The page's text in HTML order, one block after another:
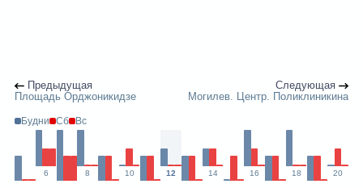
Предыдущая
Площадь Орджоникидзе
Следующая
Могилев. Центр. Поликлиникина
Будни Сб Вс
6 8 10 12 14 16 18 20